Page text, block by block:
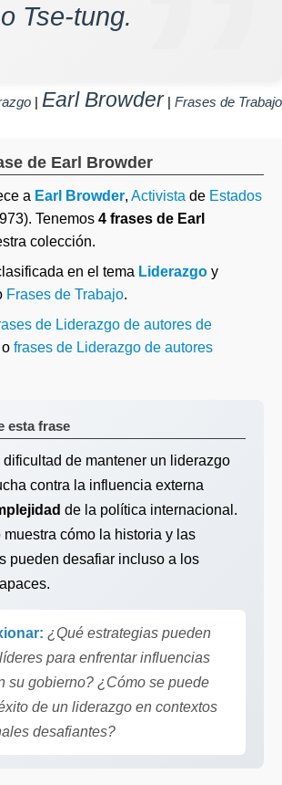
Tse-tung.
| Earl Browder| Frases de Trabajo
de Earl Browder
a Earl Browder, Activista de Estados
Tenemos 4 frases de Earl
colección.
en el tema Liderazgo y
Frases de Trabajo.
de Liderazgo de autores de
o frases de Liderazgo de autores
esta frase
dificultad de mantener un liderazgo
contra la influencia externa
de la política internacional.
muestra cómo la historia y las
pueden desafiar incluso a los
¿Qué estrategias pueden
para enfrentar influencias
su gobierno? ¿Cómo se puede
de un liderazgo en contextos
desafiantes?